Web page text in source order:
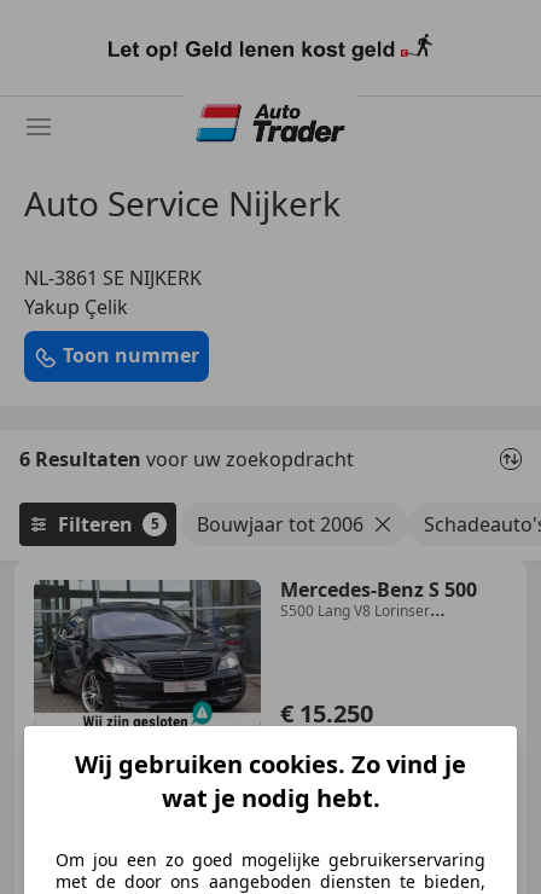
naar
Auto Service Nijkerk
NL-3861 SE NIJKERK
Yakup Çelik
Toon nummer
6 Resultaten voor uw zoekopdracht
Filteren 5 Bouwjaar tot 2006
Mercedes-Benz S 500
S500 Lang V8 Lorinser
€ 15.250
109.844 km Benzine 285 kW (387 PK)
Wij gebruiken cookies. Zo vind je
wat je nodig hebt.
Om jou een zo goed mogelijke gebruikerservaring
met de door ons aangeboden diensten te bieden,